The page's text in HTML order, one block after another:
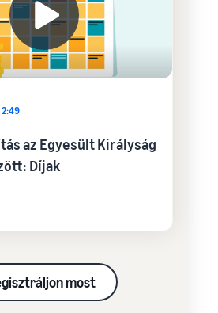
2:49
az Egyesült Királyság
Díjak
most